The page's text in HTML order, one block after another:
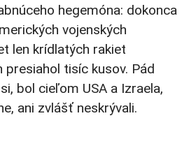
hegemóna: dokonca
vojenských
len krídlatých rakiet
presiahol tisíc kusov. Pád
bol cieľom USA a Izraela,
ani zvlášť neskrývali.